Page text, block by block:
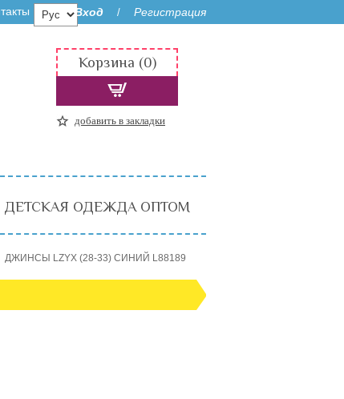
Вход / Регистрация
Корзина (0)
добавить в закладки
ДЕТСКАЯ ОДЕЖДА ОПТОМ
ДЖИНСЫ LZYX (28-33) СИНИЙ L88189